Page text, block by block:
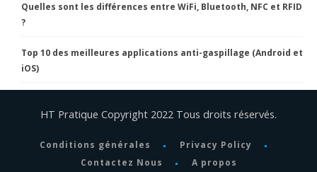
Quelles sont les différences entre WiFi, Bluetooth, NFC et RFID
?
Top 10 des meilleures applications anti-gaspillage (Android et
iOS)
HT Pratique Copyright 2022 Tous droits réservés.
Conditions générales
Privacy Policy
Contactez Nous
A propos